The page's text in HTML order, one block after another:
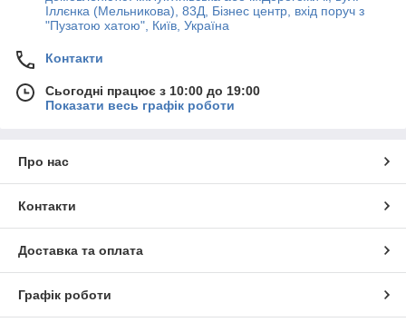
Іллєнка (Мельникова), 83Д, Бізнес центр, вхід поруч з
"Пузатою хатою", Київ, Україна
Контакти
Сьогодні працює з 10:00 до 19:00
Показати весь графік роботи
Про нас
Контакти
Доставка та оплата
Графік роботи